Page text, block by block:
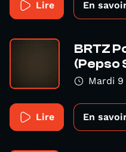
Lire En
BRTZ
(Pepso
Mardi 9
Lire En